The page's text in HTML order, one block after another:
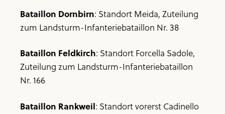
Bataillon Dornbirn: Standort Meida, Zuteilung
zum Landsturm-Infanteriebataillon Nr. 38
Bataillon Feldkirch: Standort Forcella Sadole,
Zuteilung zum Landsturm-Infanteriebataillon
Nr. 166
Bataillon Rankweil: Standort vorerst Cadinello